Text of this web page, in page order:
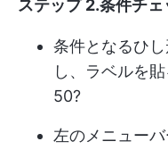
ステップ 2.条件チェ
条件となるひ
し、ラベルを
50?
左のメニュー